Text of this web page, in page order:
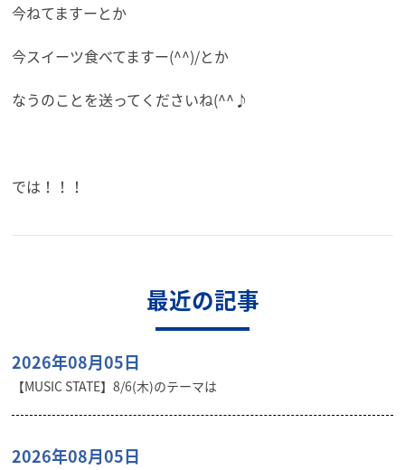
今ねてますーとか
今スイーツ食べてますー(^^)/とか
なうのことを送ってくださいね(^^♪
では！！！
最近の記事
2026年08月05日
【MUSIC STATE】8/6(木)のテーマは
2026年08月05日